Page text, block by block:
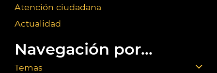
Atención ciudadana
Actualidad
Navegación por...
Temas